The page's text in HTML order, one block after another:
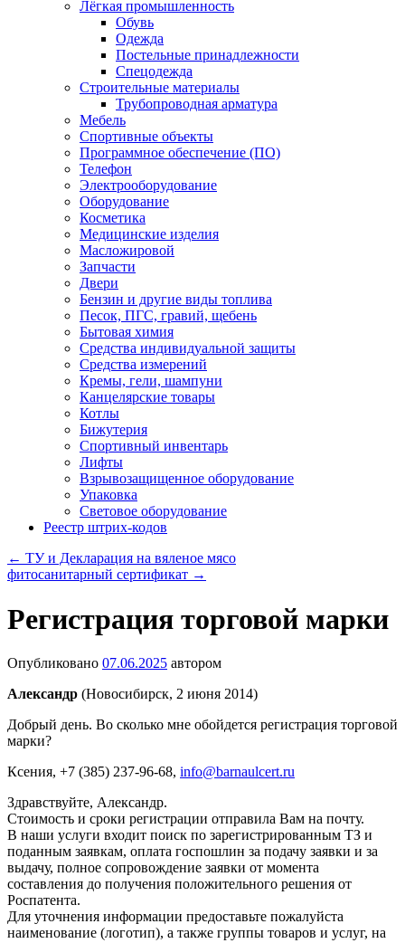
Лёгкая промышленность
Обувь
Одежда
Постельные принадлежности
Спецодежда
Строительные материалы
Трубопроводная арматура
Мебель
Спортивные объекты
Программное обеспечение (ПО)
Телефон
Электрооборудование
Оборудование
Косметика
Медицинские изделия
Масложировой
Запчасти
Двери
Бензин и другие виды топлива
Песок, ПГС, гравий, щебень
Бытовая химия
Средства индивидуальной защиты
Средства измерений
Кремы, гели, шампуни
Канцелярские товары
Котлы
Бижутерия
Спортивный инвентарь
Лифты
Взрывозащищенное оборудование
Упаковка
Световое оборудование
Реестр штрих-кодов
← ТУ и Декларация на вяленое мясо
фитосанитарный сертификат →
Регистрация торговой марки
Опубликовано 07.06.2025 автором
Александр (Новосибирск, 2 июня 2014)
Добрый день. Во сколько мне обойдется регистрация торговой
марки?
Ксения, +7 (385) 237-96-68, info@barnaulcert.ru
Здравствуйте, Александр.
Стоимость и сроки регистрации отправила Вам на почту.
В наши услуги входит поиск по зарегистрированным ТЗ и
поданным заявкам, оплата госпошлин за подачу заявки и за
выдачу, полное сопровождение заявки от момента
составления до получения положительного решения от
Роспатента.
Для уточнения информации предоставьте пожалуйста
наименование (логотип), а также группы товаров и услуг, на